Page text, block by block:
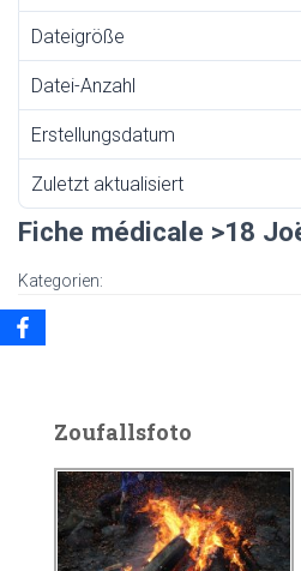
Dateigröße
Datei-Anzahl
Erstellungsdatum
Zuletzt aktualisiert
Fiche médicale >18
Kategorien:
Zoufallsfoto